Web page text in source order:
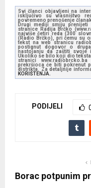
Svi članci objavljeni na
isključivo su vlasništvo
povremeno prenošenje
Drugi mediji smiju
stranice Radija Brčko
najviše četiri reda (300
(Radio Brčko), pri čemu su
tekst na web stranicu
postignut dogovor o
nastojanju da zaštiti svoje
Ukoliko se bilo koji dio
stranici
prekršioca će biti pokrenut
distrikta. Za detaljnije
KORIŠTENJA.
PODIJELI
Borac potpunim